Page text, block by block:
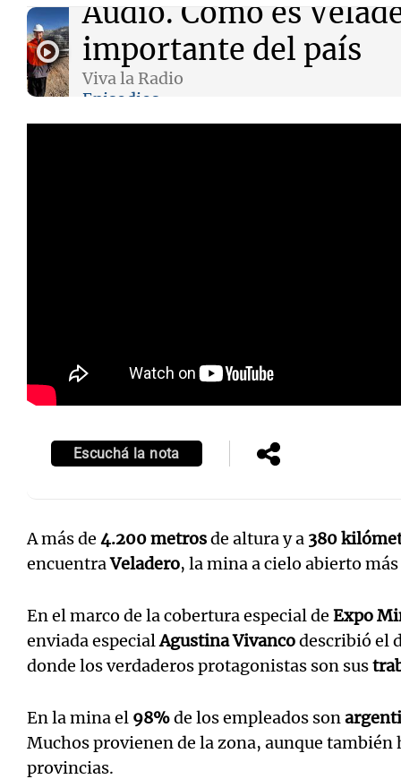
Audio. Cómo es
importante del país
Viva la Radio
Episodios
Escuchá la nota
A más de 4.200 metrosde altura y a 380
encuentraVeladero, la mina a cielo abierto
En el marco de la cobertura especial de Expo
enviada especialAgustina Vivancodescribió el
donde los verdaderos protagonistas son sus
En la mina el 98%de los empleados son
Muchos provienen de la zona, aunque también
provincias.